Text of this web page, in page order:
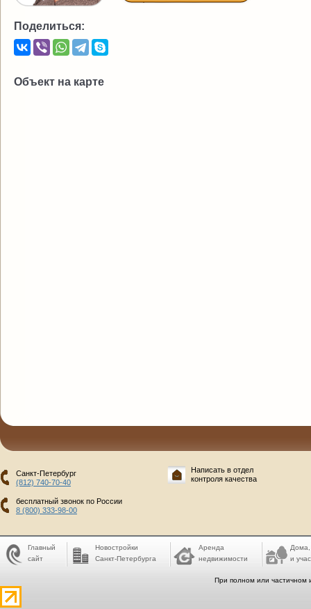
Поделиться:
Объект на карте
Санкт-Петербург
(812) 740-70-40
бесплатный звонок по России
8 (800) 333-98-00
Написать в отдел
контроля качества
Главный
сайт
Новостройки
Санкт-Петербурга
Аренда
недвижимости
Дома,
и
При полном или частичном